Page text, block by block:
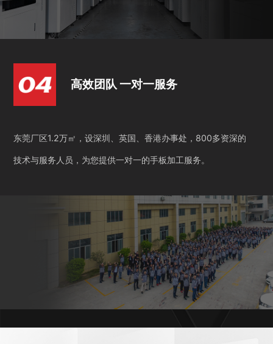
高效团队 一对一服务
东莞厂区1.2万㎡，设深圳、英国、香港办事处，800多资深的
技术与服务人员，为您提供一对一的手板加工服务。